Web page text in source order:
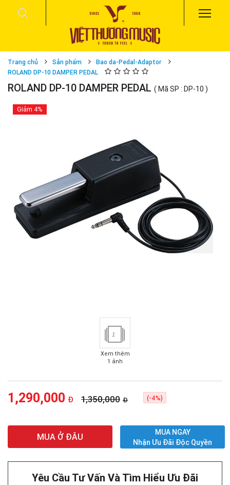
Trang chủ Sản phẩm
Bao da-Pedal-Adaptor
ROLAND DP-10 DAMPER PEDAL
ROLAND DP-10 DAMPER PEDAL ( Mã SP : DP-10 )
Giảm 4%
1
Xem thêm
1 ảnh
1,290,000 Đ 1,350,000 Đ (-4%)
MUA Ở ĐÂU
MUA NGAY
Nhận Ưu Đãi Độc Quyền
Yêu Cầu Tư Vấn Và Tìm Hiểu Ưu Đãi